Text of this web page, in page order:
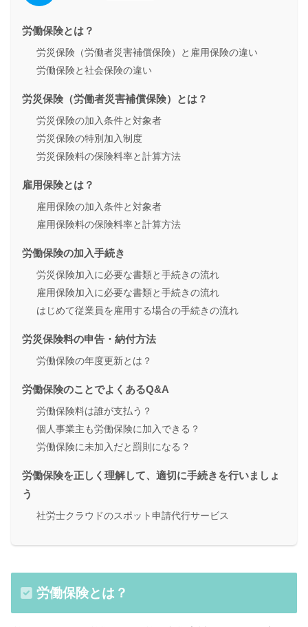
労働保険とは？
労災保険（労働者災害補償保険）と雇用保険の違い
労働保険と社会保険の違い
労災保険（労働者災害補償保険）とは？
労災保険の加入条件と対象者
労災保険の特別加入制度
労災保険料の保険料率と計算方法
雇用保険とは？
雇用保険の加入条件と対象者
雇用保険料の保険料率と計算方法
労働保険の加入手続き
労災保険加入に必要な書類と手続きの流れ
雇用保険加入に必要な書類と手続きの流れ
はじめて従業員を雇用する場合の手続きの流れ
労災保険料の申告・納付方法
労働保険の年度更新とは？
労働保険のことでよくあるQ&A
労働保険料は誰が支払う？
個人事業主も労働保険に加入できる？
労働保険に未加入だと罰則になる？
労働保険を正しく理解して、適切に手続きを行いましょ
う
社労士クラウドのスポット申請代行サービス
労働保険とは？